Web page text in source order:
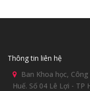
Thông tin liên hệ
Ban Khoa học,
Huế. Số 04 Lê Lợi - TP